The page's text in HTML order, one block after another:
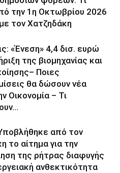
την 1η Οκτωβρίου 2026
τον Χατζηδάκη
«Ένεση» 4,4 δισ. ευρώ
της βιομηχανίας και
Ποιες
θα δώσουν νέα
Οικονομία – Τι
από τον
το αίτημα για την
της ρήτρας διαφυγής
ανθεκτικότητα